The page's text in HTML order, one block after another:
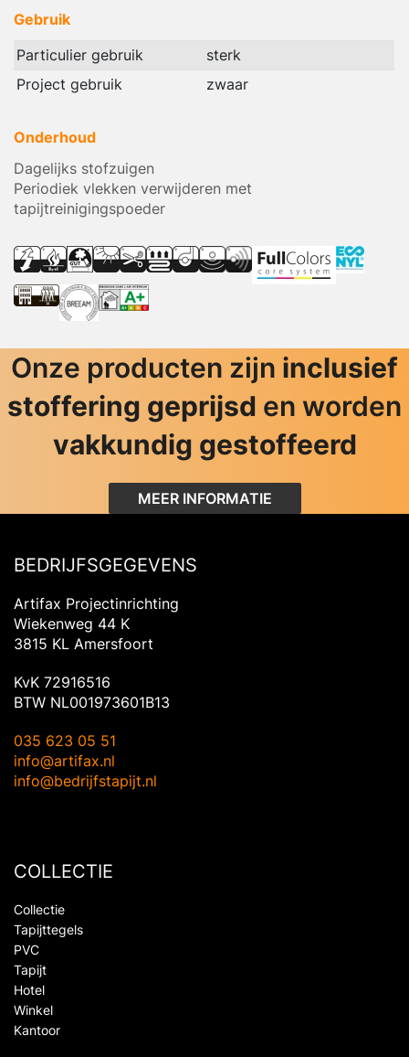
Gebruik
Particulier gebruik
sterk
Project gebruik
zwaar
Onderhoud
Dagelijks stofzuigen
Periodiek vlekken verwijderen met
tapijtreinigingspoeder
Onze producten zijn inclusief
stoffering geprijsd en worden
vakkundig gestoffeerd
MEER INFORMATIE
BEDRIJFSGEGEVENS
Artifax Projectinrichting
Wiekenweg 44 K
3815 KL Amersfoort
KvK 72916516
BTW NL001973601B13
035 623 05 51
info@artifax.nl
info@bedrijfstapijt.nl
COLLECTIE
Collectie
Tapijttegels
PVC
Tapijt
Hotel
Winkel
Kantoor